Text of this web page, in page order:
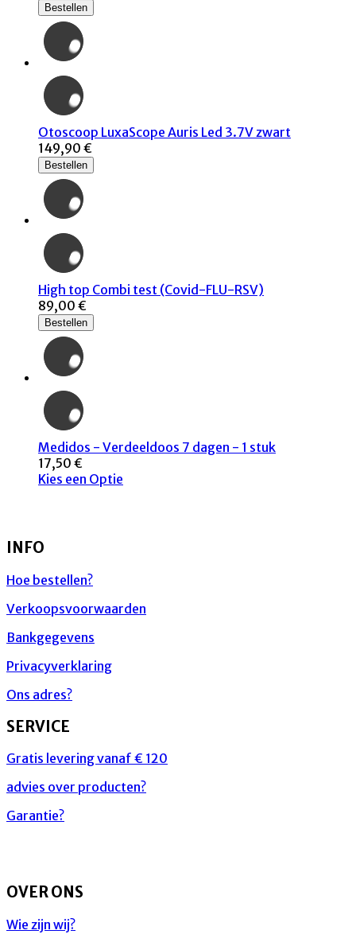
Bestellen
Otoscoop LuxaScope Auris Led 3.7V zwart
149,90 €
Bestellen
High top Combi test (Covid-FLU-RSV)
89,00 €
Bestellen
Medidos - Verdeeldoos 7 dagen - 1 stuk
17,50 €
Kies een Optie
INFO
Hoe bestellen?
Verkoopsvoorwaarden
Bankgegevens
Privacyverklaring
Ons adres?
SERVICE
Gratis levering vanaf € 120
advies over producten?
Garantie?
OVER ONS
Wie zijn wij?